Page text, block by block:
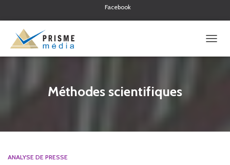
Facebook
LA
Méthodes scientifiques
ANALYSE DE PRESSE